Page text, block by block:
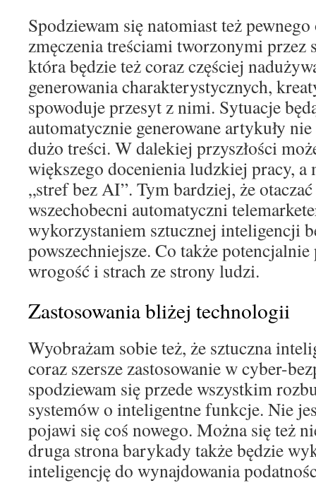
Spodziewam się natomiast też
zmęczenia treściami tworzonymi przez
która będzie też coraz częściej
generowania charakterystycznych,
spowoduje przesyt z nimi. Sytuacje
automatycznie generowane artykuły
dużo treści. W dalekiej przyszłości
większego docenienia ludzkiej pracy, a
„stref bez AI”. Tym bardziej, że otaczać
wszechobecni automatyczni
wykorzystaniem sztucznej inteligencji
powszechniejsze. Co także potencjalnie
wrogość i strach ze strony ludzi.
Zastosowania bliżej technologii
Wyobrażam sobie też, że sztuczna
coraz szersze zastosowanie w cyber-
spodziewam się przede wszystkim
systemów o inteligentne funkcje. Nie
pojawi się coś nowego. Można się też
druga strona barykady także będzie
inteligencję do wynajdowania